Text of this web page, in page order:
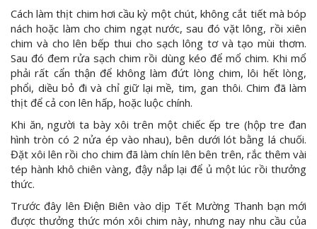
Cách làm thịt chim hơi cầu kỳ một chút, không cắt tiết mà bóp
nách hoặc làm cho chim ngạt nước, sau đó vặt lông, rồi xiên
chim và cho lên bếp thui cho sạch lông tơ và tạo mùi thơm.
Sau đó đem rửa sạch chim rồi dùng kéo để mổ chim. Khi mổ
phải rất cẩn thận để không làm đứt lòng chim, lôi hết lòng,
phổi, diều bỏ đi và chỉ giữ lại mề, tim, gan thôi. Chim đã làm
thịt để cả con lên hấp, hoặc luộc chính.
Khi ăn, người ta bày xôi trên một chiếc ếp tre (hộp tre đan
hình tròn có 2 nửa ép vào nhau), bên dưới lót bằng lá chuối.
Đặt xôi lên rồi cho chim đã làm chín lên bên trên, rắc thêm vài
tép hành khô chiên vàng, đậy nắp lại để ủ một lúc rồi thưởng
thức.
Trước đây lên Điện Biên vào dịp Tết Mường Thanh bạn mới
được thưởng thức món xôi chim này, nhưng nay nhu cầu của